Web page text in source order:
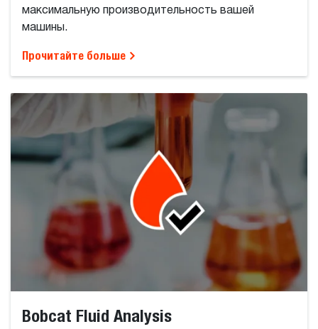
максимальную производительность вашей
машины.
Прочитайте больше
Bobcat Fluid Analysis